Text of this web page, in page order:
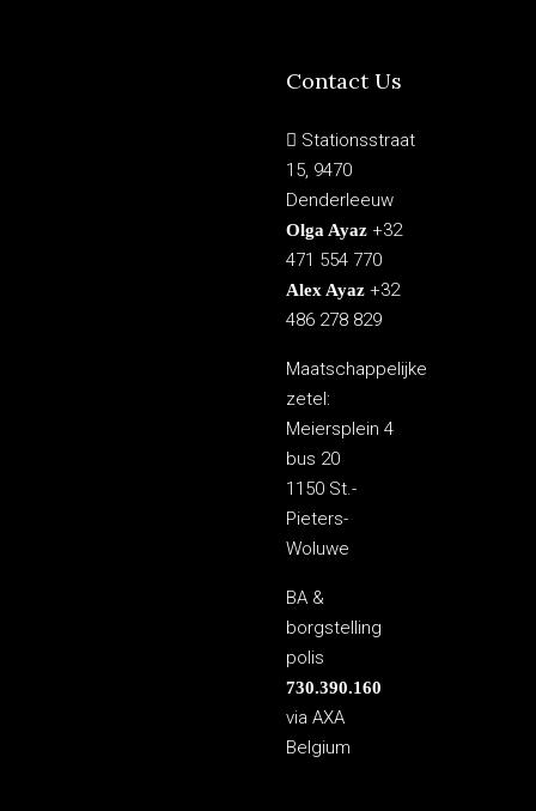
Contact Us
Stationsstraat
15, 9470
Denderleeuw
Olga Ayaz +32
471 554 770
Alex Ayaz +32
486 278 829
Maatschappelijke
zetel:
Meiersplein 4
bus 20
1150 St.-
Pieters-
Woluwe
BA &
borgstelling
polis
730.390.160
via AXA
Belgium